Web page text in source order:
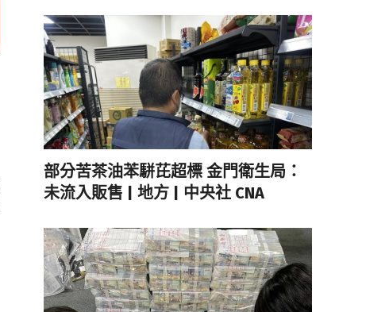
部分苦茶油苯駢芘超標 金門衛生局：
未流入販售 | 地方 | 中央社 CNA